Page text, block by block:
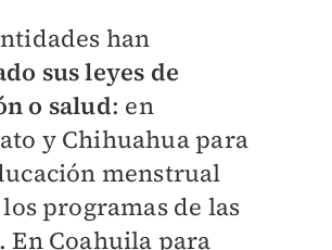
han
sus leyes de
o salud: en
y Chihuahua para
menstrual
programas de las
En Coahuila para